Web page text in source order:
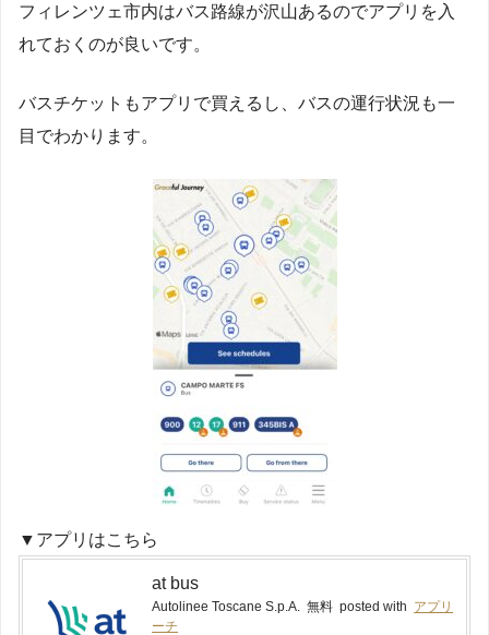
フィレンツェ市内はバス路線が沢山あるのでアプリを入
れておくのが良いです。
バスチケットもアプリで買えるし、バスの運行状況も一
目でわかります。
▼アプリはこちら
at bus
Autolinee Toscane S.p.A. 無料 posted with アプリ
ーチ